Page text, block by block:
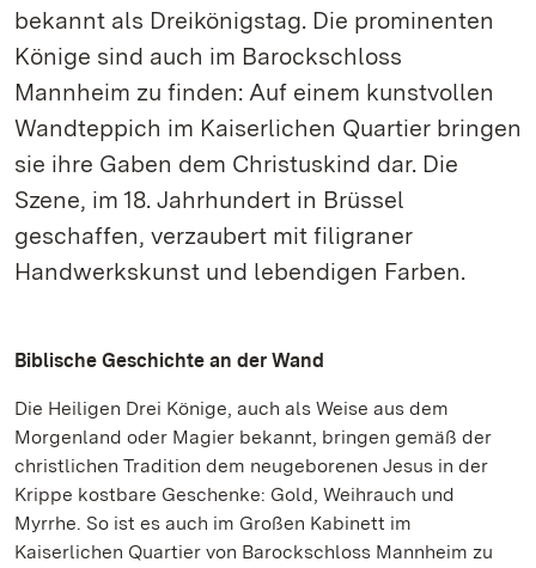
bekannt als Dreikönigstag. Die prominenten
Könige sind auch im Barockschloss
Mannheim zu finden: Auf einem kunstvollen
Wandteppich im Kaiserlichen Quartier bringen
sie ihre Gaben dem Christuskind dar. Die
Szene, im 18. Jahrhundert in Brüssel
geschaffen, verzaubert mit filigraner
Handwerkskunst und lebendigen Farben.
Biblische Geschichte an der Wand
Die Heiligen Drei Könige, auch als Weise aus dem
Morgenland oder Magier bekannt, bringen gemäß der
christlichen Tradition dem neugeborenen Jesus in der
Krippe kostbare Geschenke: Gold, Weihrauch und
Myrrhe. So ist es auch im Großen Kabinett im
Kaiserlichen Quartier von Barockschloss Mannheim zu